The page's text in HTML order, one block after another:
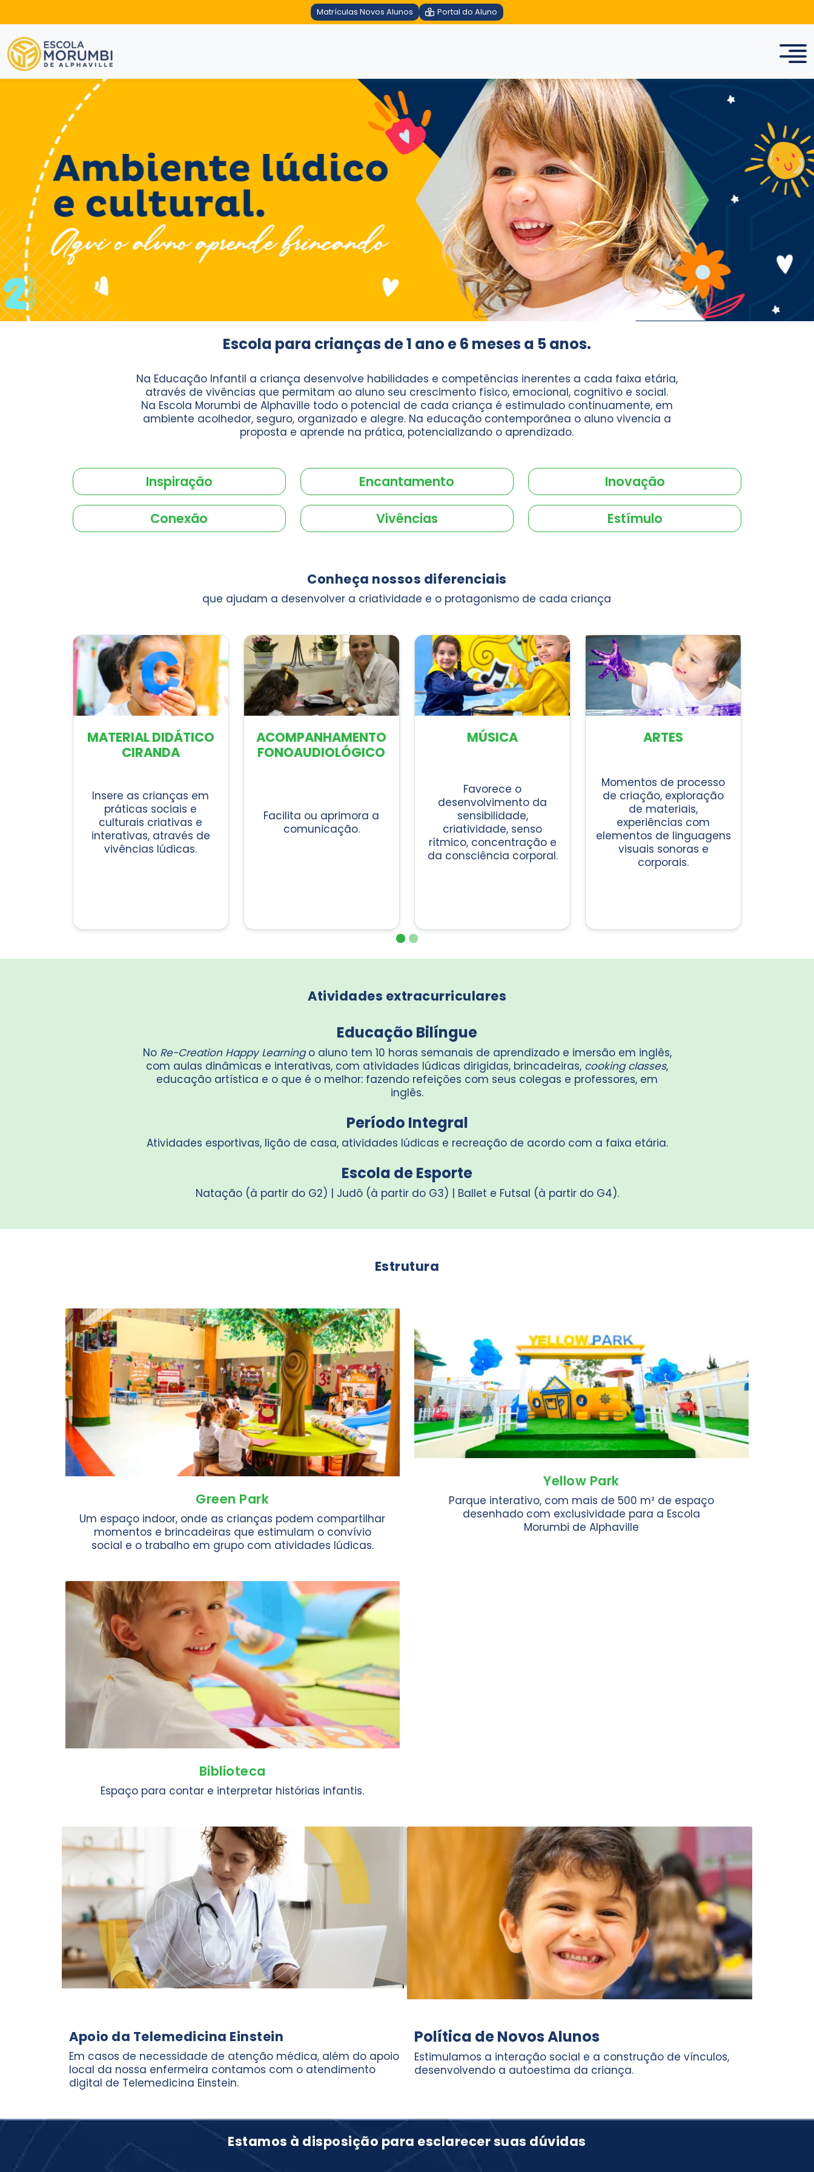
Matrículas Novos Alunos Portal do Aluno
Escola para crianças de 1 ano e 6 meses a 5 anos.
Na Educação Infantil a criança desenvolve habilidades e competências inerentes a cada faixa etária,
através de vivências que permitam ao aluno seu crescimento físico, emocional, cognitivo e social.
Na Escola Morumbi de Alphaville todo o potencial de cada criança é estimulado continuamente, em
ambiente acolhedor, seguro, organizado e alegre. Na educação contemporânea o aluno vivencia a
proposta e aprende na prática, potencializando o aprendizado.
Inspiração Encantamento Inovação
Conexão Vivências Estímulo
Conheça nossos diferenciais
que ajudam a desenvolver a criatividade e o protagonismo de cada criança
MATERIAL DIDÁTICO
CIRANDA
Insere as crianças em
práticas sociais e
culturais criativas e
interativas, através de
vivências lúdicas.
ACOMPANHAMENTO
FONOAUDIOLÓGICO
Facilita ou aprimora a
comunicação.
MÚSICA
Favorece o
desenvolvimento da
sensibilidade,
criatividade, senso
rítmico, concentração e
da consciência corporal.
ARTES
Momentos de processo
de criação, exploração
de materiais,
experiências com
elementos de linguagens
visuais sonoras e
corporais.
Atividades extracurriculares
Educação Bilíngue
No Re-Creation Happy Learningo aluno tem 10 horas semanais de aprendizado e imersão em inglês,
com aulas dinâmicas e interativas, com atividades lúdicas dirigidas, brincadeiras, cooking classes,
educação artística e o que é o melhor: fazendo refeições com seus colegas e professores, em
inglês.
Período Integral
Atividades esportivas, lição de casa, atividades lúdicas e recreação de acordo com a faixa etária.
Escola de Esporte
Natação (à partir do G2) | Judô (à partir do G3) | Ballet e Futsal (à partir do G4).
Estrutura
Green Park
Um espaço indoor, onde as crianças podem compartilhar
momentos e brincadeiras que estimulam o convívio
social e o trabalho em grupo com atividades lúdicas.
Yellow Park
Parque interativo, com mais de 500 m² de espaço
desenhado com exclusividade para a Escola
Morumbi de Alphaville
Biblioteca
Espaço para contar e interpretar histórias infantis.
Apoio da Telemedicina Einstein
Em casos de necessidade de atenção médica, além do apoio
local da nossa enfermeira contamos com o atendimento
digital de Telemedicina Einstein.
Política de Novos Alunos
Estimulamos a interação social e a construção de vínculos,
desenvolvendo a autoestima da criança.
Estamos à disposição para esclarecer suas dúvidas